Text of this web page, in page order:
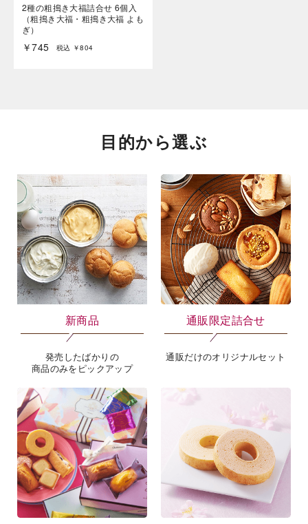
2種の粗搗き大福詰合せ 6個入
（粗搗き大福・粗搗き大福 よも
ぎ）
￥745 税込 ￥804
目的から選ぶ
新商品
発売したばかりの
商品のみをピックアップ
通販限定詰合せ
通販だけのオリジナルセット